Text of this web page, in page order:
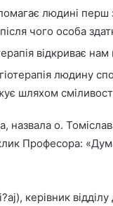
людині перш
чого особа
відкриває
людину
шляхом
назвала о.
Професора:
керівник